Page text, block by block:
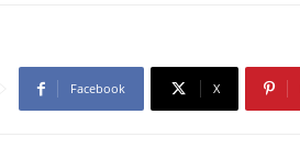
Facebook X